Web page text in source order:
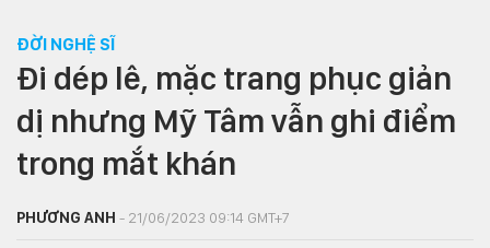
ĐỜI NGHỆ SĨ
Đi dép lê, mặc trang phục giản
dị nhưng Mỹ Tâm vẫn ghi điểm
trong mắt khán
PHƯƠNG ANH - 21/06/2023 09:14 GMT+7